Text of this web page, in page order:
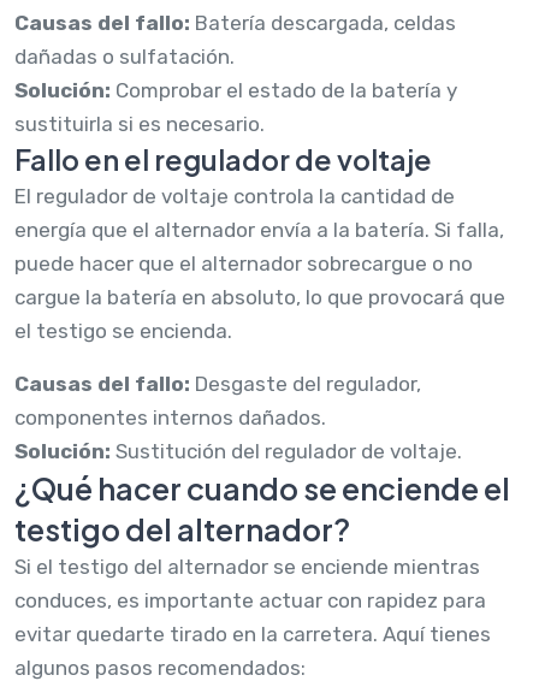
Causas del fallo: Batería descargada, celdas
dañadas o sulfatación.
Solución: Comprobar el estado de la batería y
sustituirla si es necesario.
Fallo en el regulador de voltaje
El regulador de voltaje controla la cantidad de
energía que el alternador envía a la batería. Si falla,
puede hacer que el alternador sobrecargue o no
cargue la batería en absoluto, lo que provocará que
el testigo se encienda.
Causas del fallo: Desgaste del regulador,
componentes internos dañados.
Solución: Sustitución del regulador de voltaje.
¿Qué hacer cuando se enciende el
testigo del alternador?
Si el testigo del alternador se enciende mientras
conduces, es importante actuar con rapidez para
evitar quedarte tirado en la carretera. Aquí tienes
algunos pasos recomendados: